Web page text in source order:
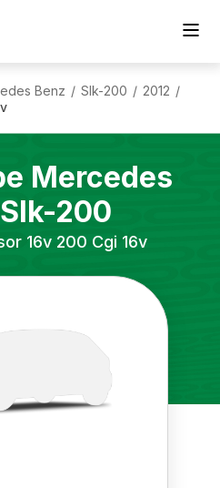
Benz / Slk-200 / 2012 /
Mercedes
Slk-200
16v 200 Cgi 16v